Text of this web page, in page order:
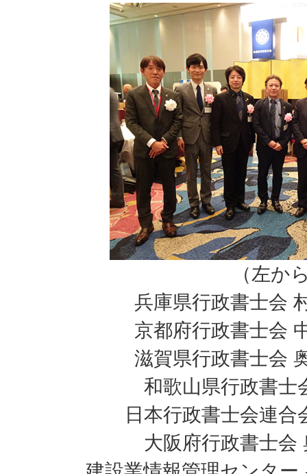
（左か
兵庫県行政書士会
京都府行政書士会
滋賀県行政書士会
和歌山県行政書士
日本行政書士会連合
大阪府行政書士会